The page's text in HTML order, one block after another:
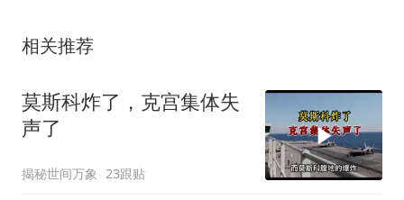
相关推荐
莫斯科炸了，克宫集体失
声了
揭秘世间万象 23跟贴